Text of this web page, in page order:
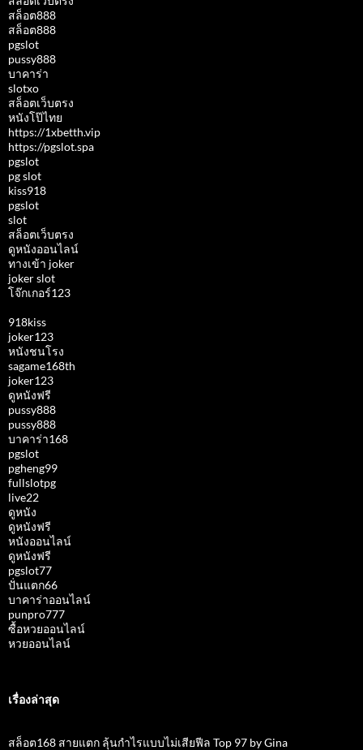
สล็อต888
สล็อต888
pgslot
pussy888
บาคาร่า
slotxo
สล็อตเว็บตรง
หนังโป๊ไทย
https://1xbetth.vip
https://pgslot.spa
pgslot
pg slot
kiss918
pgslot
slot
สล็อตเว็บตรง
ดูหนังออนไลน์
ทางเข้า joker
joker slot
โจ๊กเกอร์123
918kiss
joker123
หนังชนโรง
sagame168th
joker123
ดูหนังฟรี
pussy888
pussy888
บาคาร่า168
pgslot
pgheng99
fullslotpg
live22
ดูหนัง
ดูหนังฟรี
หนังออนไลน์
ดูหนังฟรี
pgslot77
ปั่นแตก66
บาคาร่าออนไลน์
punpro777
ซื้อหวยออนไลน์
หวยออนไลน์
เรื่องล่าสุด
สล็อต168 สายแตก ลุ้นกำไรแบบไม่เสียฟีล Top 97 by Gina